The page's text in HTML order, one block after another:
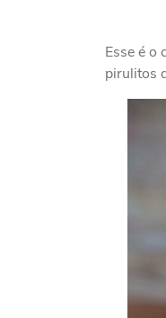
Esse é o
pirulitos